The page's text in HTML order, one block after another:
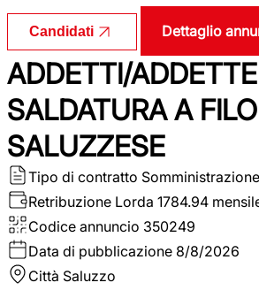
Candidati Dettaglio
ADDETTI/
SALDATURA A
SALUZZESE
Tipo di contratto Somministrazione
Retribuzione Lorda 1784.94
Codice annuncio 350249
Data di pubblicazione 8/8/2026
Città Saluzzo